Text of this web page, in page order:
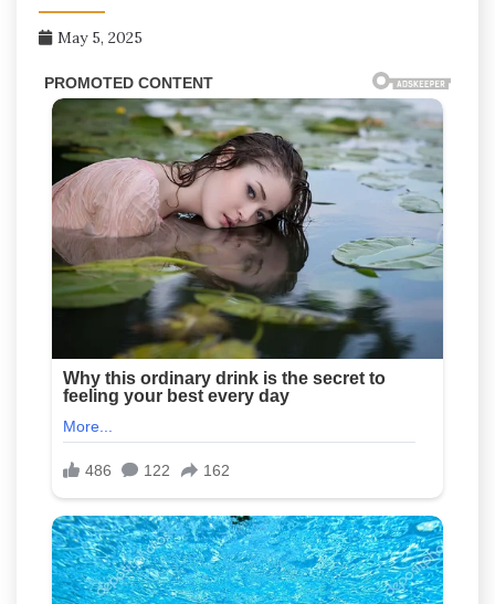
May 5, 2025